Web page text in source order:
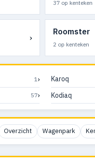
37 op kenteken
›
Roomster
2 op kenteken
1 ›
57›
Karoq
Kodiaq
Overzicht Wagenpark